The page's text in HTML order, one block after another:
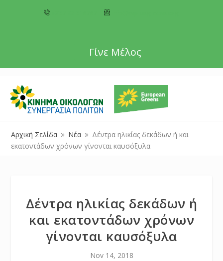
Γίνε Μέλος
Αρχική Σελίδα 9 Νέα 9 Δέντρα ηλικίας δεκάδων ή και
εκατοντάδων χρόνων γίνονται καυσόξυλα
Δέντρα ηλικίας δεκάδων ή
και εκατοντάδων χρόνων
γίνονται καυσόξυλα
Nov 14, 2018